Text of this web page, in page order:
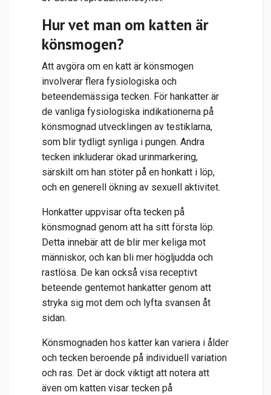
Hur vet man om katten är
könsmogen?
Att avgöra om en katt är könsmogen
involverar flera fysiologiska och
beteendemässiga tecken. För hankatter är
de vanliga fysiologiska indikationerna på
könsmognad utvecklingen av testiklarna,
som blir tydligt synliga i pungen. Andra
tecken inkluderar ökad urinmarkering,
särskilt om han stöter på en honkatt i löp,
och en generell ökning av sexuell aktivitet.
Honkatter uppvisar ofta tecken på
könsmognad genom att ha sitt första löp.
Detta innebär att de blir mer keliga mot
människor, och kan bli mer högljudda och
rastlösa. De kan också visa receptivt
beteende gentemot hankatter genom att
stryka sig mot dem och lyfta svansen åt
sidan.
Könsmognaden hos katter kan variera i ålder
och tecken beroende på individuell variation
och ras. Det är dock viktigt att notera att
även om katten visar tecken på